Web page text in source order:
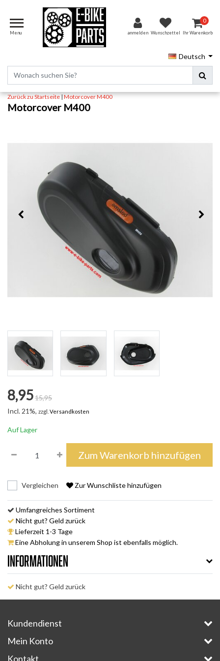
Menu anmelden Wunschzettel
0
Ihr Warenkorb
Deutsch
Zurück zu Startseite|Motorcover M400
Motorcover M400
8,9515,95
Incl. 21%, zzgl. Versandkosten
Auf Lager
Zum Warenkorb hinzufügen
Vergleichen Zur Wunschliste hinzufügen
Umfangreiches Sortiment
Nicht gut? Geld zurück
Lieferzeit 1-3 Tage
Eine Abholung in unserem Shop ist ebenfalls möglich.
Informationen
Nicht gut? Geld zurück
Kundendienst
Mein Konto
Kontakt